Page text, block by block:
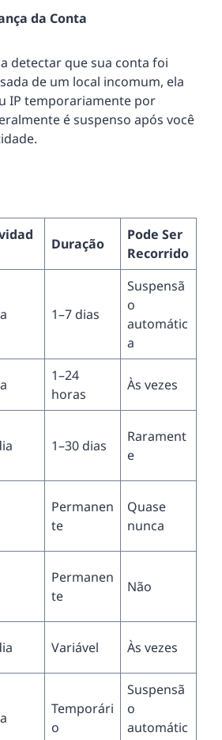
da Conta
detectar que sua conta foi
de um local incomum, ela
IP temporariamente por
é suspenso após você
Duração
Pode Ser
Recorrido
1–7 dias
Suspensã
o
automátic
a
1–24
horas
Às vezes
1–30 dias
Rarament
e
Permanen
te
Quase
nunca
Permanen
te
Não
Variável Às vezes
Temporári
o
Suspensã
o
automátic